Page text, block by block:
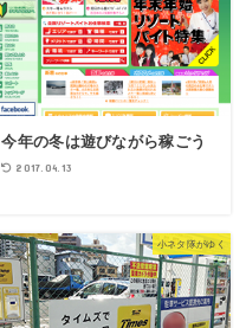
今年の冬は遊びながら稼ごう
2017.04.13
小ネタ隊がゆく